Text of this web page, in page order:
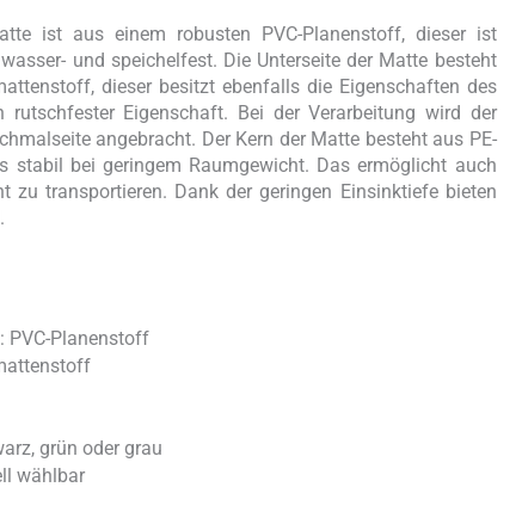
ist aus einem robusten PVC-Planenstoff, dieser ist
und speichelfest. Die Unterseite der Matte besteht
dieser besitzt ebenfalls die Eigenschaften des
rutschfester Eigenschaft. Bei der Verarbeitung wird der
angebracht. Der Kern der Matte besteht aus PE-
stabil bei geringem Raumgewicht. Das ermöglicht auch
zu transportieren. Dank der geringen Einsinktiefe bieten
PVC-Planenstoff
grün oder grau
wählbar